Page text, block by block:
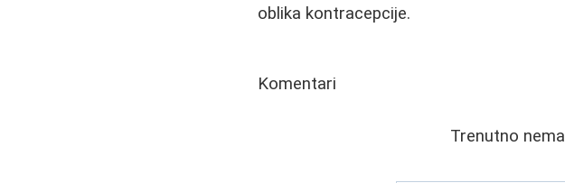
oblika kontracepcije.
Komentari
Trenutno